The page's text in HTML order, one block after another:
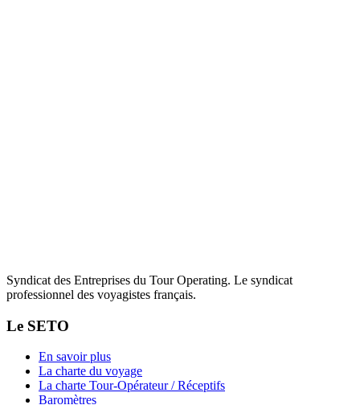
Syndicat des Entreprises du Tour Operating. Le syndicat
professionnel des voyagistes français.
Le SETO
En savoir plus
La charte du voyage
La charte Tour-Opérateur / Réceptifs
Baromètres